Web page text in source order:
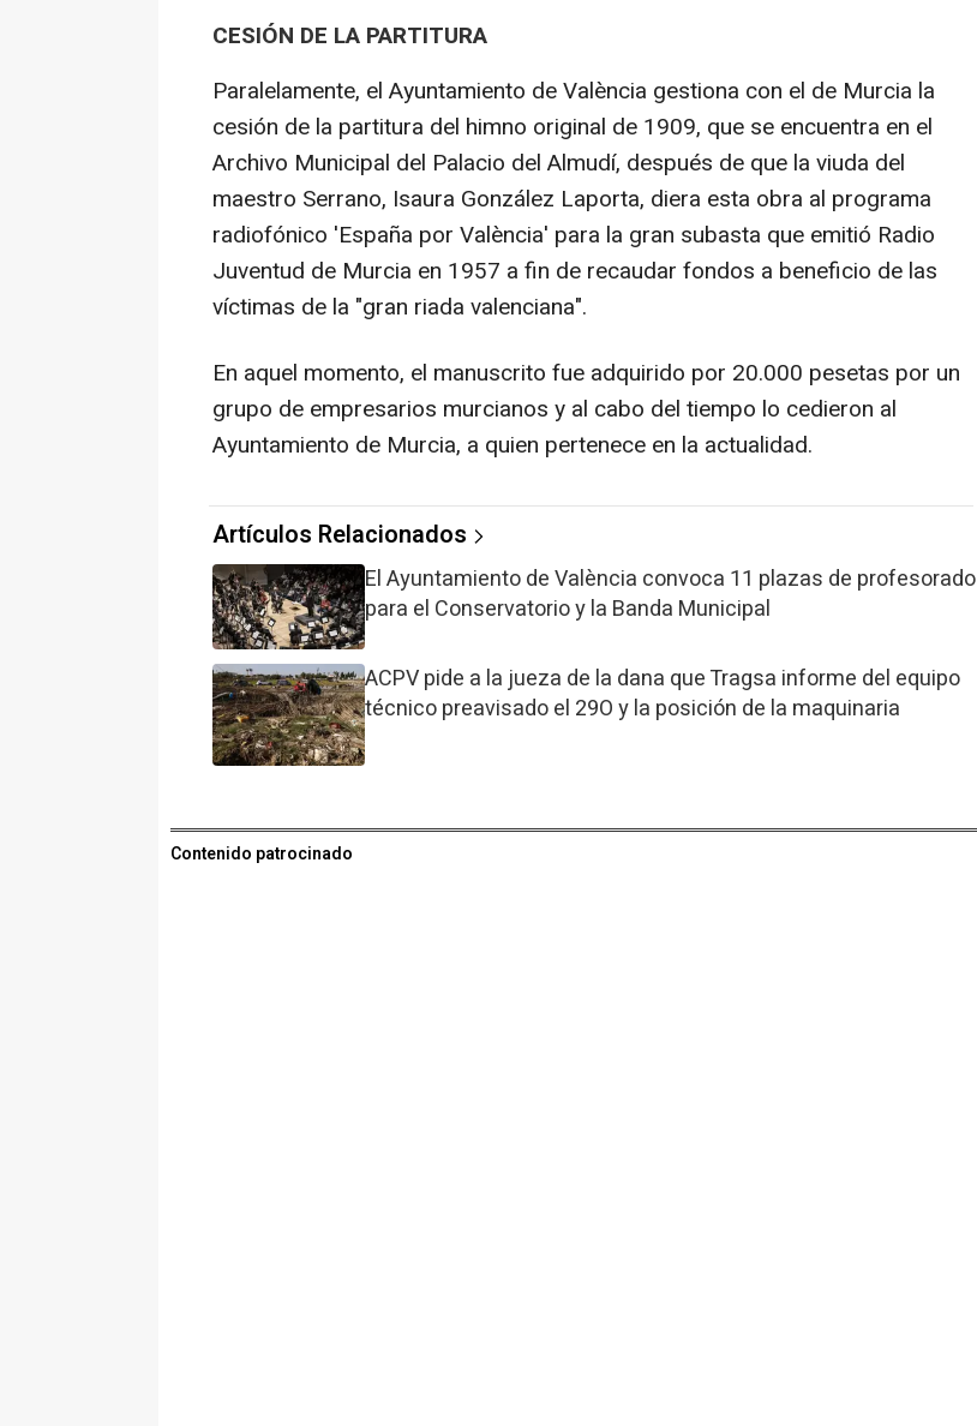
CESIÓN DE LA PARTITURA
Paralelamente, el Ayuntamiento de València gestiona con el de Murcia la
cesión de la partitura del himno original de 1909, que se encuentra en el
Archivo Municipal del Palacio del Almudí, después de que la viuda del
maestro Serrano, Isaura González Laporta, diera esta obra al programa
radiofónico 'España por València' para la gran subasta que emitió Radio
Juventud de Murcia en 1957 a fin de recaudar fondos a beneficio de las
víctimas de la "gran riada valenciana".
En aquel momento, el manuscrito fue adquirido por 20.000 pesetas por un
grupo de empresarios murcianos y al cabo del tiempo lo cedieron al
Ayuntamiento de Murcia, a quien pertenece en la actualidad.
Artículos Relacionados
El Ayuntamiento de València convoca 11 plazas de profesorado
para el Conservatorio y la Banda Municipal
ACPV pide a la jueza de la dana que Tragsa informe del equipo
técnico preavisado el 29O y la posición de la maquinaria
Contenido patrocinado